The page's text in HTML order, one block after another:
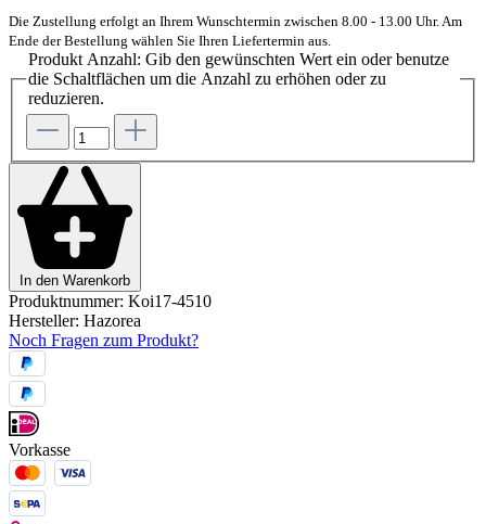
Die Zustellung erfolgt an Ihrem Wunschtermin zwischen 8.00 - 13.00 Uhr. Am
Ende der Bestellung wählen Sie Ihren Liefertermin aus.
Produkt Anzahl: Gib den gewünschten Wert ein oder benutze
die Schaltflächen um die Anzahl zu erhöhen oder zu
reduzieren.
In den Warenkorb
Produktnummer: Koi17-4510
Hersteller: Hazorea
Noch Fragen zum Produkt?
Vorkasse